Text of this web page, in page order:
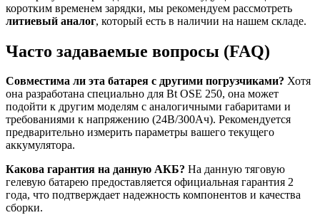
коротким временем зарядки, мы рекомендуем рассмотреть
литиевый аналог, который есть в наличии на нашем складе.
Часто задаваемые вопросы (FAQ)
Совместима ли эта батарея с другими погрузчиками? Хотя
она разработана специально для Bt OSE 250, она может
подойти к другим моделям с аналогичными габаритами и
требованиями к напряжению (24В/300Ач). Рекомендуется
предварительно измерить параметры вашего текущего
аккумулятора.
Какова гарантия на данную АКБ? На данную тяговую
гелевую батарею предоставляется официальная гарантия 2
года, что подтверждает надежность компонентов и качества
сборки.